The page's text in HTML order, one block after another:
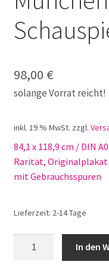
98,00 €
solange Vorrat reicht!
inkl. 19 % MwSt. zzgl.
84,1 x 118,9 cm / DIN A0
Rarität, Originalplakat
mit Gebrauchsspuren
Lieferzeit: 2-14 Tage
In den